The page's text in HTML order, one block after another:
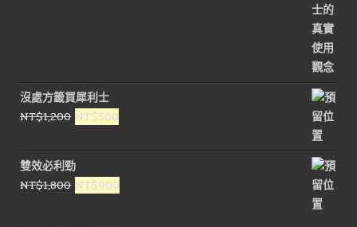
沒處方籤買犀利士
NT$1,200 原
價
格：
NT$1,200。
NT$500
價
格：
NT$500。
雙效必利勁
NT$1,800 原
NT$900